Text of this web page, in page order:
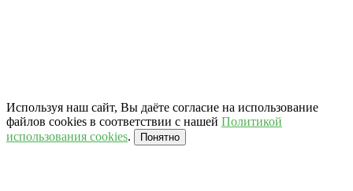
Используя наш сайт, Вы даёте согласие на использование
файлов cookies в соответствии с нашей Политикой
использования cookies. Понятно